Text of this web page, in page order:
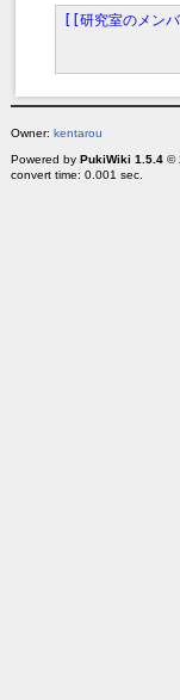
[[研究室のメン
Owner: kentarou
Powered by PukiWiki 1.5.4©
convert time: 0.001 sec.